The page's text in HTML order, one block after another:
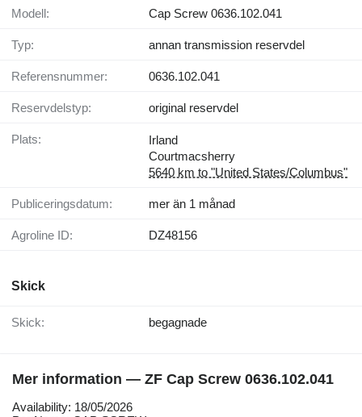
Modell: Cap Screw 0636.102.041
Typ: annan transmission reservdel
Referensnummer: 0636.102.041
Reservdelstyp: original reservdel
Plats:
Irland
Courtmacsherry
5640 km to "United States/Columbus"
Publiceringsdatum: mer än 1 månad
Agroline ID: DZ48156
Skick
Skick: begagnade
Mer information — ZF Cap Screw 0636.102.041
Availability: 18/05/2026